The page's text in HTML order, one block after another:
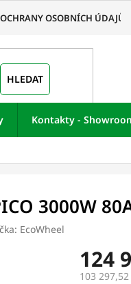
OSOBNÍCH ÚDAJŮ
HLEDAT
Kontakty -
3000W
EcoWheel
124
103